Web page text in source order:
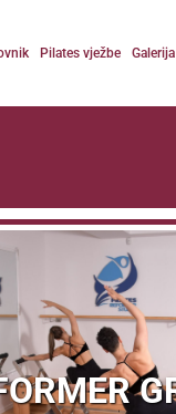
Pilates vježbe Galerija